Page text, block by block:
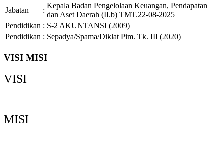
Jabatan
:
Kepala Badan Pengelolaan Keuangan, Pendapatan
dan Aset Daerah (II.b) TMT.22-08-2025
Pendidikan : S-2 AKUNTANSI (2009)
Pendidikan : Sepadya/Spama/Diklat Pim. Tk. III (2020)
VISI MISI
VISI
MISI